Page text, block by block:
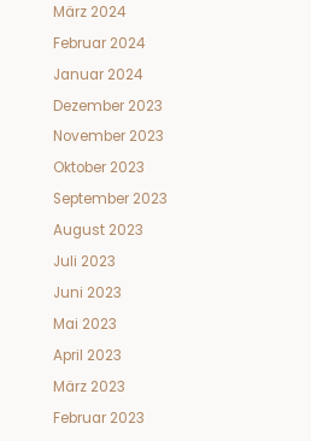
März 2024
Februar 2024
Januar 2024
Dezember 2023
November 2023
Oktober 2023
September 2023
August 2023
Juli 2023
Juni 2023
Mai 2023
April 2023
März 2023
Februar 2023